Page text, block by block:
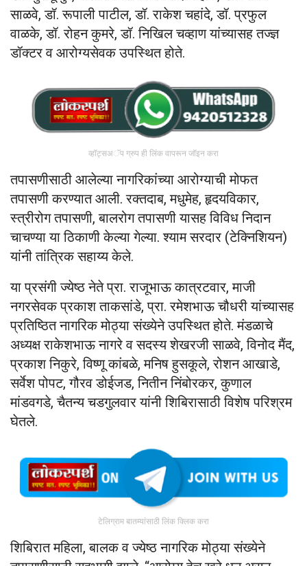
साळवे, डॉ. रूपाली पाटील, डॉ. राकेश चहांदे, डॉ. प्रफुल
वाळके, डॉ. रोहन कुमरे, डॉ. निखिल चव्हाण यांच्यासह तज्ज्ञ
डॉक्टर व आरोग्यसेवक उपस्थित होते.
व्हॉट्सअॅप ग्रुप ही लिंक वापरून जॉइन करा
तपासणीसाठी आलेल्या नागरिकांच्या आरोग्याची मोफत
तपासणी करण्यात आली. रक्तदाब, मधुमेह, हृदयविकार,
स्त्रीरोग तपासणी, बालरोग तपासणी यासह विविध निदान
चाचण्या या ठिकाणी केल्या गेल्या. श्याम सरदार (टेक्निशियन)
यांनी तांत्रिक सहाय्य केले.
या प्रसंगी ज्येष्ठ नेते प्रा. राजूभाऊ कात्रटवार, माजी
नगरसेवक प्रकाश ताकसांडे, प्रा. रमेशभाऊ चौधरी यांच्यासह
प्रतिष्ठित नागरिक मोठ्या संख्येने उपस्थित होते. मंडळाचे
अध्यक्ष राकेशभाऊ नागरे व सदस्य शेखरजी साळवे, विनोद मैंद,
प्रकाश निकुरे, विष्णू कांबळे, मनिष हुसकूले, रोशन आखाडे,
सर्वेश पोपट, गौरव डोईजड, नितीन निंबोरकर, कुणाल
मांडवगडे, चैतन्य चडगुलवार यांनी शिबिरासाठी विशेष परिश्रम
घेतले.
टेलिग्राम बातम्यांसाठी लिंक क्लिक करा
शिबिरात महिला, बालक व ज्येष्ठ नागरिक मोठ्या संख्येने